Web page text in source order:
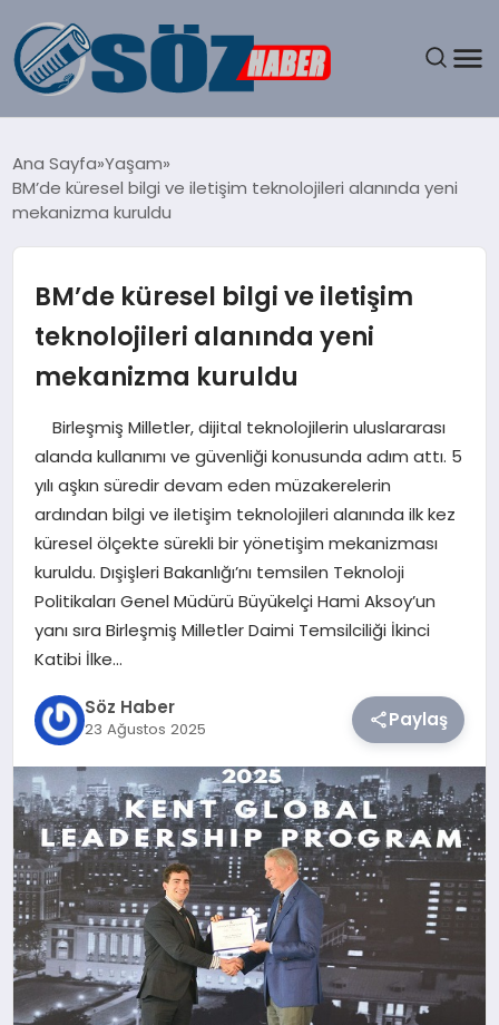
SPOR
EĞITIM
SAĞLIK
DÜNYA
TEKNOLOJI
SIYASET
YAŞAM
Ana Sayfa Yaşam
BM’de küresel bilgi ve iletişim teknolojileri alanında yeni
mekanizma kuruldu
BM’de küresel bilgi ve iletişim
teknolojileri alanında yeni
mekanizma kuruldu
Birleşmiş Milletler, dijital teknolojilerin uluslararası
alanda kullanımı ve güvenliği konusunda adım attı. 5
yılı aşkın süredir devam eden müzakerelerin
ardından bilgi ve iletişim teknolojileri alanında ilk kez
küresel ölçekte sürekli bir yönetişim mekanizması
kuruldu. Dışişleri Bakanlığı’nı temsilen Teknoloji
Politikaları Genel Müdürü Büyükelçi Hami Aksoy’un
yanı sıra Birleşmiş Milletler Daimi Temsilciliği İkinci
Katibi İlke…
Söz Haber
23 Ağustos 2025 Paylaş